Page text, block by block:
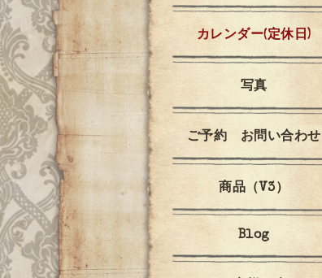
カレンダー(定休日)
写真
ご予約 お問い合わせ
商品（V3）
Blog